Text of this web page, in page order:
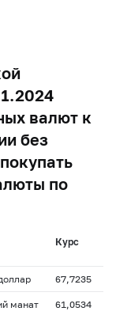
валют к
без
по
Курс
67,7235
манат 61,0534